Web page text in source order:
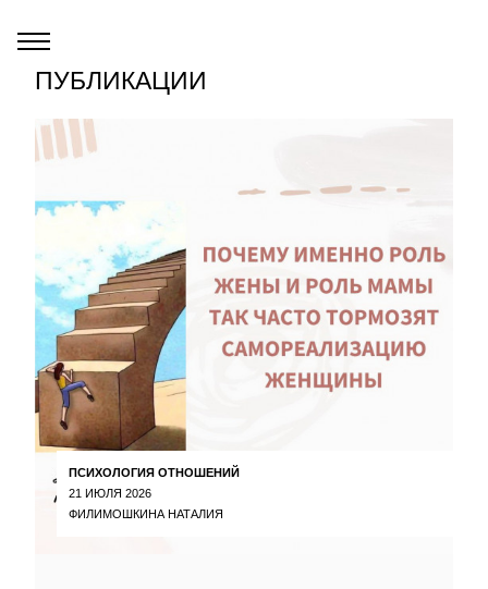
ПУБЛИКАЦИИ
ПСИХОЛОГИЯ ОТНОШЕНИЙ
21 ИЮЛЯ 2026
ФИЛИМОШКИНА НАТАЛИЯ